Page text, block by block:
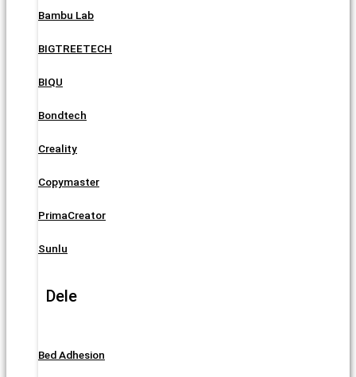
Bambu Lab
BIGTREETECH
BIQU
Bondtech
Creality
Copymaster
PrimaCreator
Sunlu
Dele
Bed Adhesion